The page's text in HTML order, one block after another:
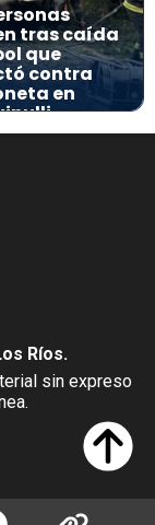
tras caída
que
contra
en
Ríos.
sin expreso